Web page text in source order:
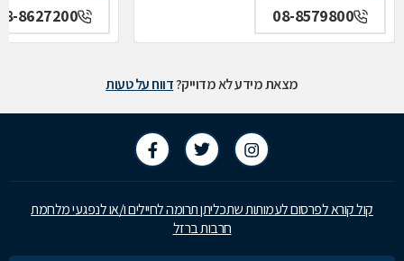
08-8579800
8627200
מצאת מידע לא מדוייק?דווח על טעות
קול קורא לפרסום לעמותות שתכליתן תרומה לחיילים ו/או לנפגעי מלחמת
חרבות ברזל